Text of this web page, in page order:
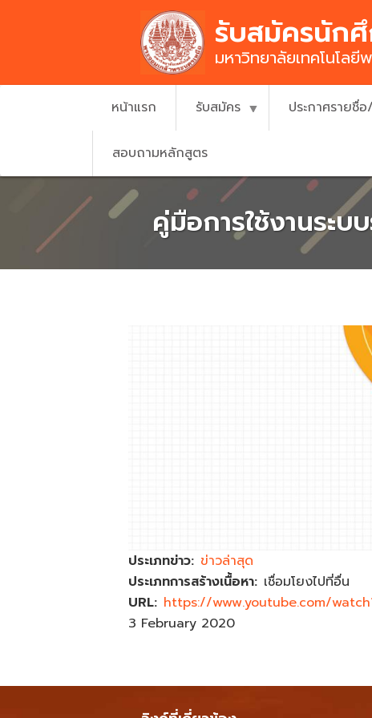
รับสมัครนัก
มหาวิทยาลัยเทคโนโลยี
หน้าแรก รับสมัคร ประกาศรายชื่
สอบถามหลักสูตร
คู่มือการใช้งานระ
ประเภทข่าว ข่าวล่าสุด
ประเภทการสร้างเนื้อหา เชื่อมโยงไปที่อื่น
URL https://www.youtube.com/
3 February 2020